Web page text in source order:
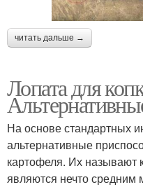
читать дальше →
Лопата для
На основе стандартных
альтернативные
картофеля. Их называют
являются нечто